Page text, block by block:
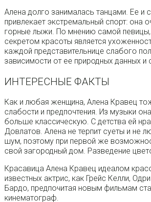
Алена долго занималась танцами. Ее и
привлекает экстремальный спорт: она
горные лыжи. По мнению самой
секретом красоты является
каждой представительнице слабого
зависимости от ее природных данных и
ИНТЕРЕСНЫЕ ФАКТЫ
Как и любая женщина, Алена Кравец
слабости и предпочтения. Из музыки
больше классическую. С детства ей
Довлатов. Алена не терпит суеты и не
шум, поэтому при первой же
свой загородный дом. Разведение
Красавица Алена Кравец идеалом
известных актрис, как Грейс Келли,
Бардо, предпочитая новым фильмам
кинематограф.